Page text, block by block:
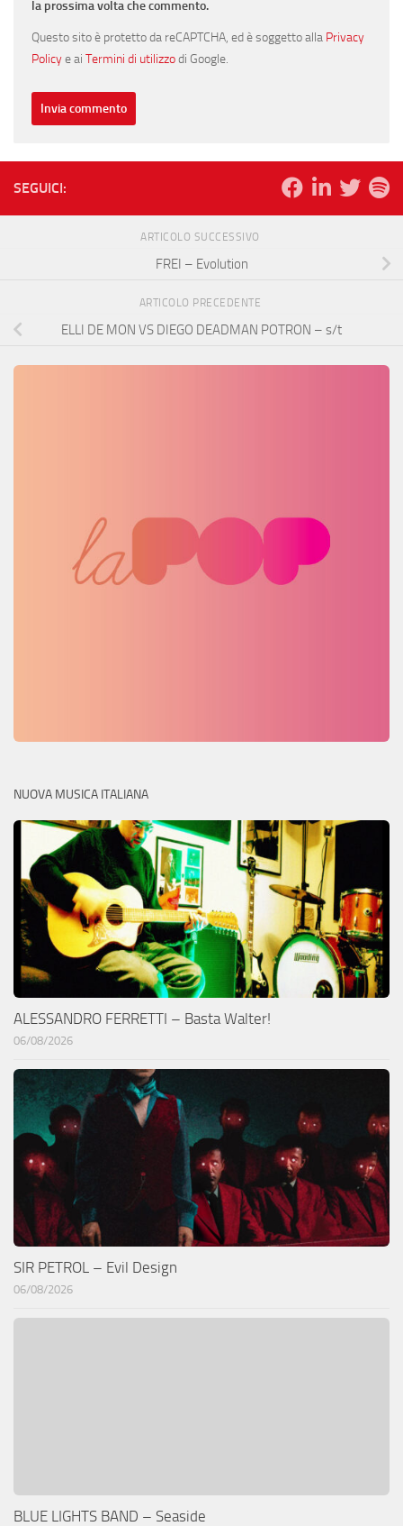
la prossima volta che commento.
Questo sito è protetto da reCAPTCHA, ed è soggetto alla Privacy
Policye ai Termini di utilizzodi Google.
SEGUICI:
ARTICOLO SUCCESSIVO
FREI – Evolution
ARTICOLO PRECEDENTE
ELLI DE MON VS DIEGO DEADMAN POTRON – s/t
NUOVA MUSICA ITALIANA
ALESSANDRO FERRETTI – Basta Walter!
06/08/2026
SIR PETROL – Evil Design
06/08/2026
BLUE LIGHTS BAND – Seaside